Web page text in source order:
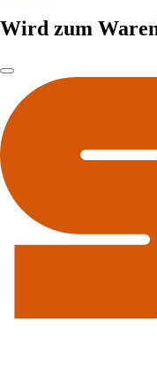
Wird zum